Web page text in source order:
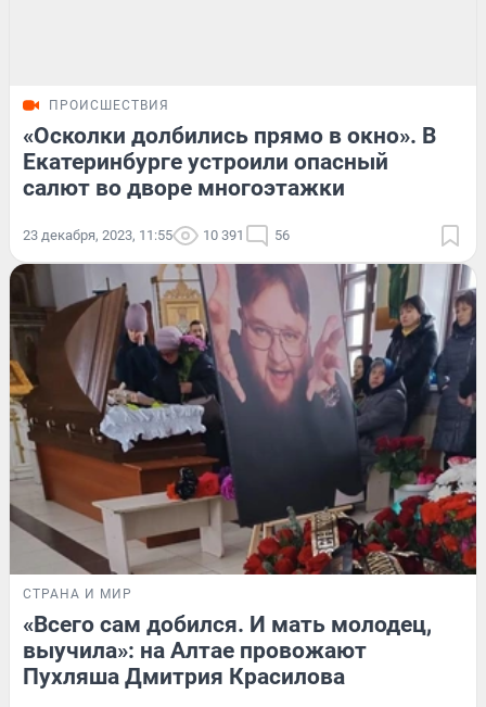
ПРОИСШЕСТВИЯ
«Осколки долбились прямо в окно». В
Екатеринбурге устроили опасный
салют во дворе многоэтажки
23 декабря, 2023, 11:55 10 391 56
СТРАНА И МИР
«Всего сам добился. И мать молодец,
выучила»: на Алтае провожают
Пухляша Дмитрия Красилова